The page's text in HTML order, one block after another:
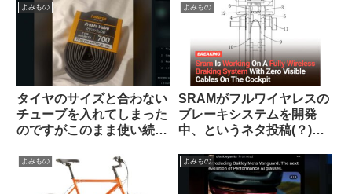
（海外掲示板から）
よみもの
タイヤのサイズと合わない
チューブを入れてしまった
のですがこのまま使い続け
外掲示板より）
よみもの
SRAMがフルワイヤレスの
ブレーキシステムを開発
中、というネタ投稿(？)に
の反応【おもしろコメン
よみもの よみもの